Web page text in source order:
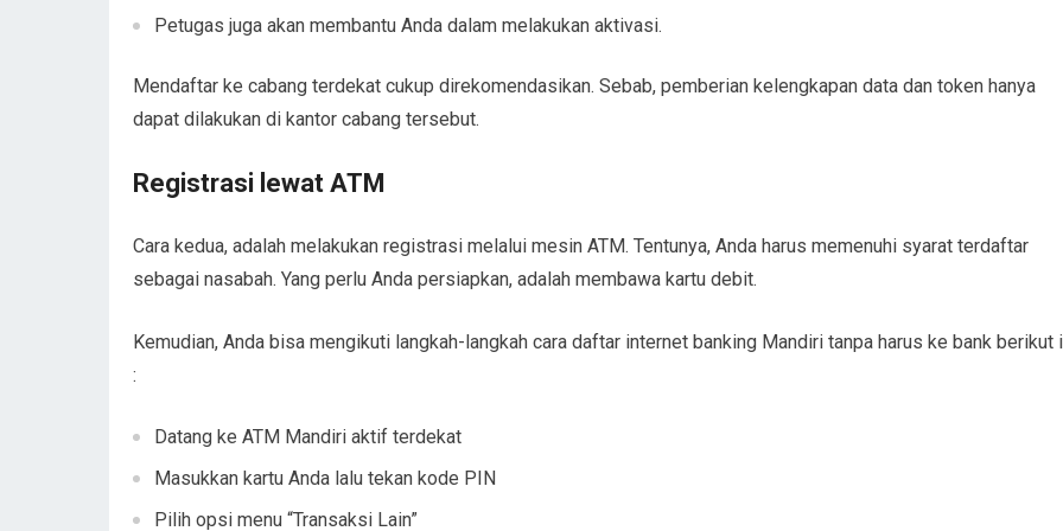
Petugas juga akan membantu Anda dalam melakukan aktivasi.
Mendaftar ke cabang terdekat cukup direkomendasikan. Sebab, pemberian kelengkapan data dan token hanya
dapat dilakukan di kantor cabang tersebut.
Registrasi lewat ATM
Cara kedua, adalah melakukan registrasi melalui mesin ATM. Tentunya, Anda harus memenuhi syarat terdaftar
sebagai nasabah. Yang perlu Anda persiapkan, adalah membawa kartu debit.
Kemudian, Anda bisa mengikuti langkah-langkah cara daftar internet banking Mandiri tanpa harus ke bank berikut
:
Datang ke ATM Mandiri aktif terdekat
Masukkan kartu Anda lalu tekan kode PIN
Pilih opsi menu “Transaksi Lain”